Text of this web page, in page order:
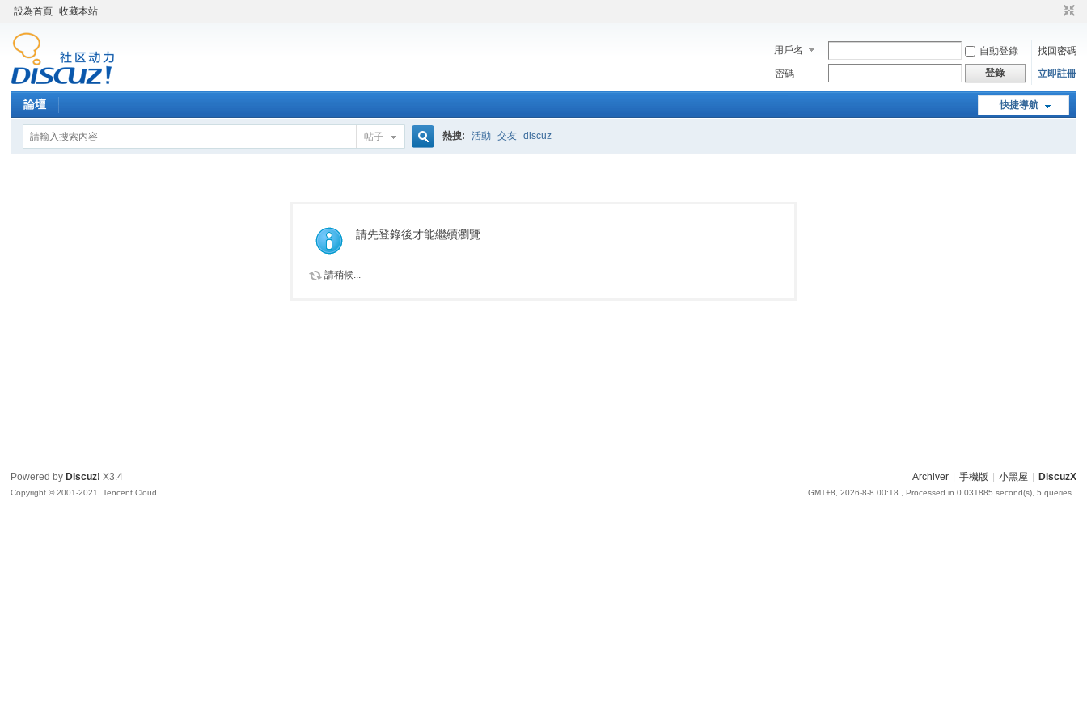
設為首頁 收藏本站
用戶名 自動登錄
找回密碼
密碼
登錄 立即註冊
快捷導航
論壇
帖子
索
熱搜: 活動 交友 discuz
請先登錄後才能繼續瀏覽
請稍候...
Archiver 手機版 小黑屋 DiscuzX
GMT+8, 2026-8-8 00:18 , Processed in 0.031885 second(s), 5 queries .
Powered by Discuz! X3.4
Copyright © 2001-2021, Tencent Cloud.